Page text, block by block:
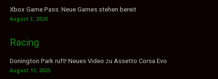
Xbox Game Pass: Neue Games stehen bereit
August 3, 2026
Racing
Donington Park ruft! Neues Video zu Assetto Corsa Evo
August 11, 2025